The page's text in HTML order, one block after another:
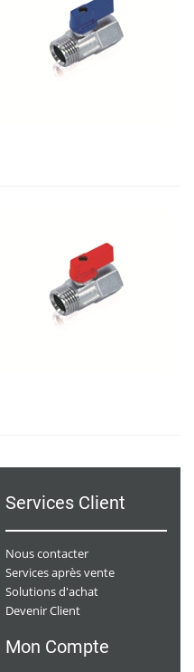
Services Client
Nous contacter
Services après vente
Solutions d'achat
Devenir Client
Mon Compte